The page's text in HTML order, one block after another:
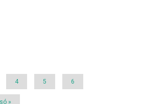
Page
4 Page
5 Page
6
»